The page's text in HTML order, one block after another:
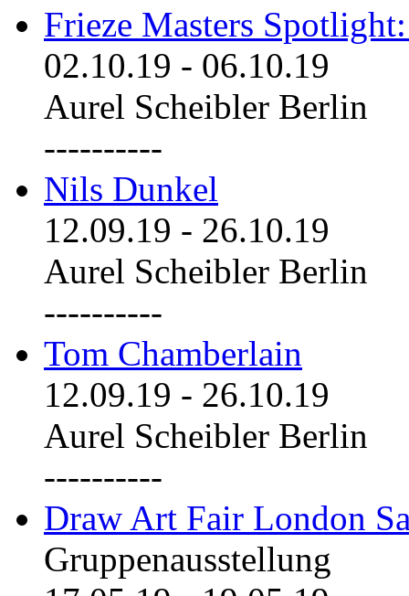
Frieze Masters
02.10.19 - 06.10.19
Aurel Scheibler Berlin
----------
Nils Dunkel
12.09.19 - 26.10.19
Aurel Scheibler Berlin
----------
Tom Chamberlain
12.09.19 - 26.10.19
Aurel Scheibler Berlin
----------
Draw Art Fair London
Gruppenausstellung